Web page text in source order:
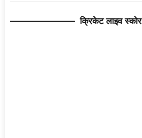
क्रिकेट लाइव स्कोर